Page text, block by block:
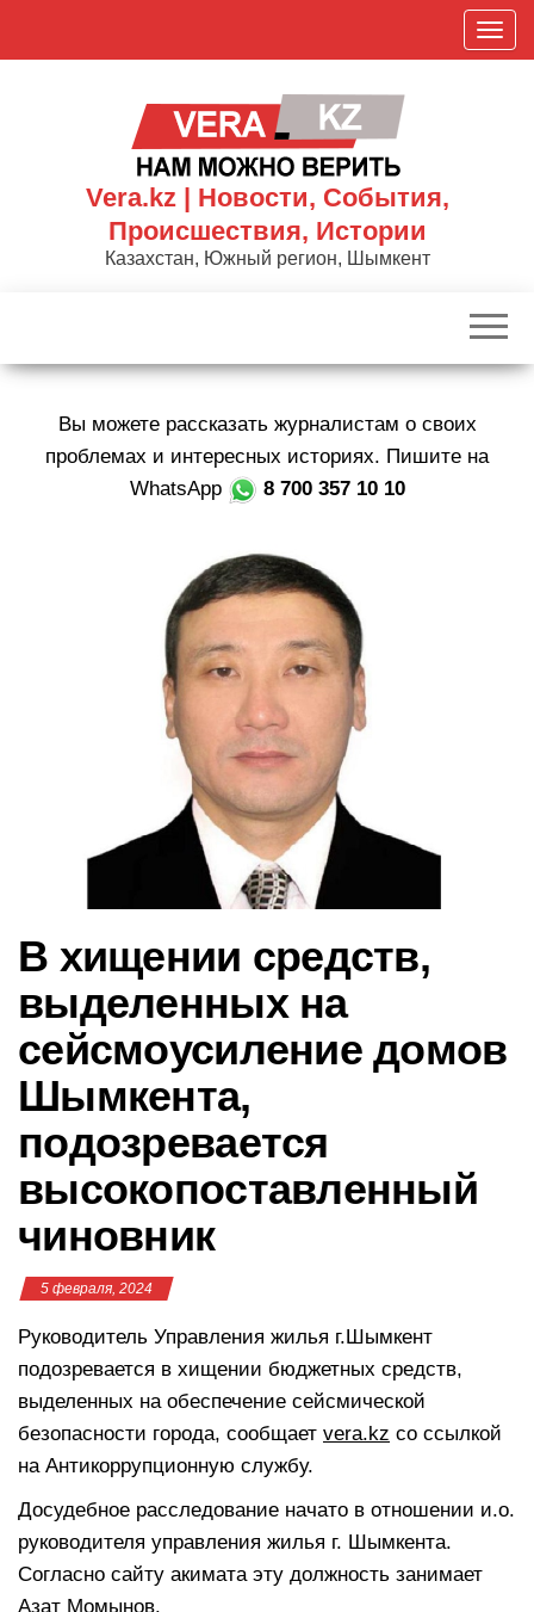
П
о
к
р
Vera.kz | Новости, События,
Происшествия, Истории
Казахстан, Южный регион, Шымкент
Вы можете рассказать журналистам о своих
проблемах и интересных историях. Пишите на
WhatsApp
8 700 357 10 10
В хищении средств,
выделенных на
сейсмоусиление домов
Шымкента,
подозревается
высокопоставленный
чиновник
5 февраля, 2024
Руководитель Управления жилья г.Шымкент
подозревается в хищении бюджетных средств,
выделенных на обеспечение сейсмической
безопасности города, сообщает vera.kz со ссылкой
на Антикоррупционную службу.
Досудебное расследование начато в отношении и.о.
руководителя управления жилья г. Шымкента.
Согласно сайту акимата эту должность занимает
Азат Момынов.